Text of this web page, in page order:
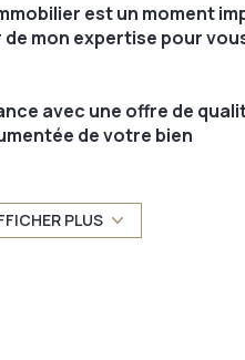
est un moment
mon expertise pour
avec une offre de
de votre bien
internet
PLUS